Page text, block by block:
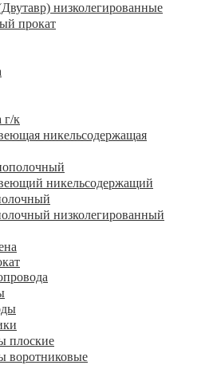
низколегированные
прокат
г/к
никельсодержащая
никельсодержащий
низколегированный
плоские
воротниковые